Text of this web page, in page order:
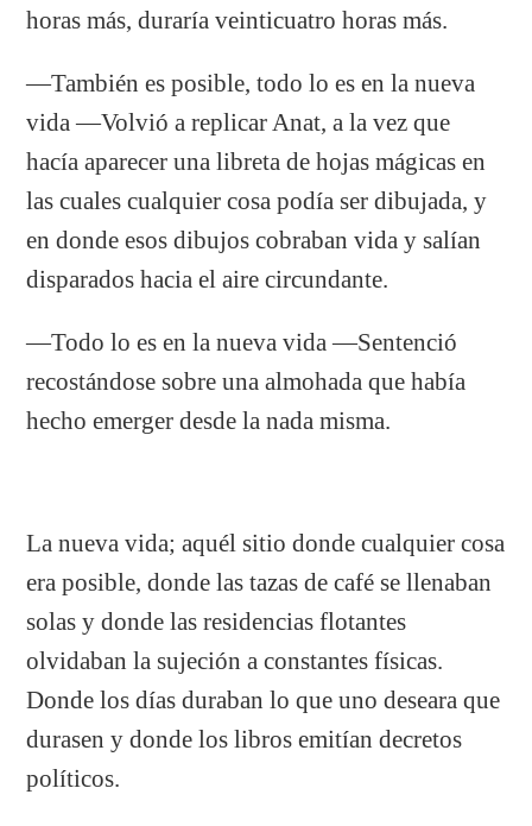
horas más, duraría veinticuatro horas más.
—También es posible, todo lo es en la nueva
vida —Volvió a replicar Anat, a la vez que
hacía aparecer una libreta de hojas mágicas en
las cuales cualquier cosa podía ser dibujada, y
en donde esos dibujos cobraban vida y salían
disparados hacia el aire circundante.
—Todo lo es en la nueva vida —Sentenció
recostándose sobre una almohada que había
hecho emerger desde la nada misma.
La nueva vida; aquél sitio donde cualquier cosa
era posible, donde las tazas de café se llenaban
solas y donde las residencias flotantes
olvidaban la sujeción a constantes físicas.
Donde los días duraban lo que uno deseara que
durasen y donde los libros emitían decretos
políticos.